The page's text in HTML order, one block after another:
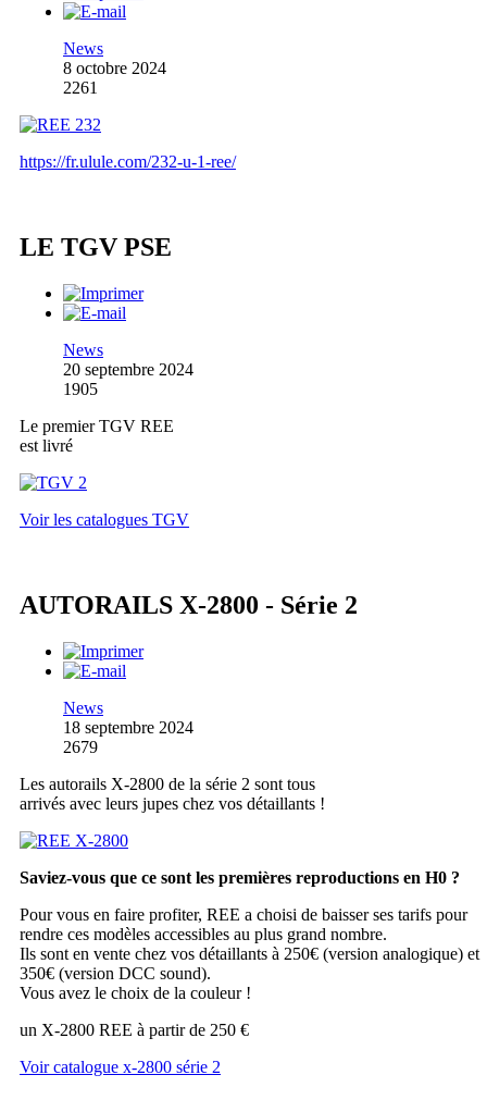
News
8 octobre 2024
2261
https://fr.ulule.com/232-u-1-ree/
LE TGV PSE
News
20 septembre 2024
1905
Le premier TGV REE
est livré
Voir les catalogues TGV
AUTORAILS X-2800 - Série 2
News
18 septembre 2024
2679
Les autorails X-2800 de la série 2 sont tous
arrivés avec leurs jupes chez vos détaillants !
Saviez-vous que ce sont les premières reproductions en H0 ?
Pour vous en faire profiter, REE a choisi de baisser ses tarifs pour
rendre ces modèles accessibles au plus grand nombre.
Ils sont en vente chez vos détaillants à 250€ (version analogique) et
350€ (version DCC sound).
Vous avez le choix de la couleur !
un X-2800 REE à partir de 250 €
Voir catalogue x-2800 série 2